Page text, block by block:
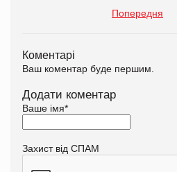
Попередня
Коментарі
Ваш коментар буде першим.
Додати коментар
Ваше імя*
Захист від СПАМ